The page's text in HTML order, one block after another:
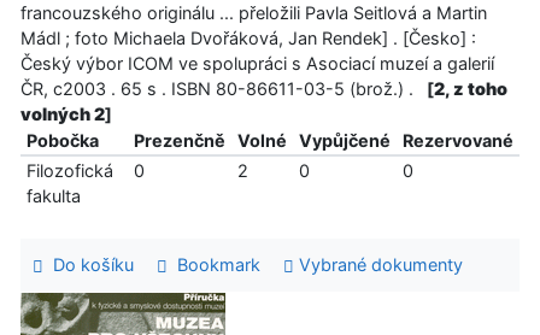
francouzského originálu ... přeložili Pavla Seitlová a Martin
Mádl ; foto Michaela Dvořáková, Jan Rendek] . [Česko] :
Český výbor ICOM ve spolupráci s Asociací muzeí a galerií
ČR, c2003 . 65 s . ISBN 80-86611-03-5 (brož.) .
[2, z toho
volných 2]
Pobočka
Prezenčně Volné Vypůjčené
Rezervované
Filozofická
fakulta
0 2 0 0
Do košíku Bookmark Vybrané dokumenty